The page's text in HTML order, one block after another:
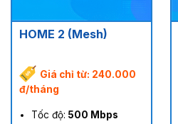
HOME 2 (Mesh)
Giá chỉ từ: 240.000
đ/tháng
Tốc độ: 500 Mbps